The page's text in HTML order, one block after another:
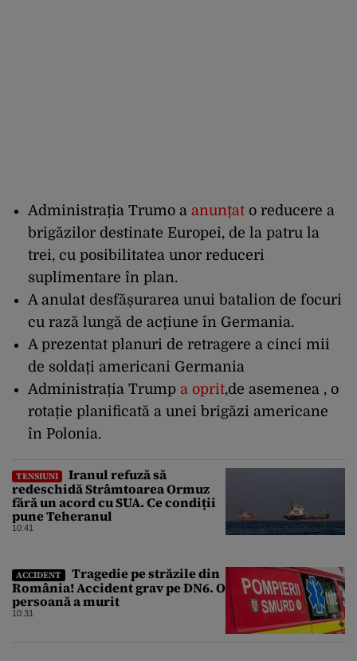
Administrația Trumo a anunțat o reducere a
brigăzilor destinate Europei, de la patru la
trei, cu posibilitatea unor reduceri
suplimentare în plan.
A anulat desfășurarea unui batalion de focuri
cu rază lungă de acțiune în Germania.
A prezentat planuri de retragere a cinci mii
de soldați americani Germania
Administrația Trump a oprit,de asemenea , o
rotație planificată a unei brigăzi americane
în Polonia.
TENSIUNI
Iranul refuză să
redeschidă Strâmtoarea Ormuz
fără un acord cu SUA. Ce condiții
pune Teheranul
10:41
ACCIDENT
Tragedie pe străzile din
România! Accident grav pe DN6. O
persoană a murit
10:31